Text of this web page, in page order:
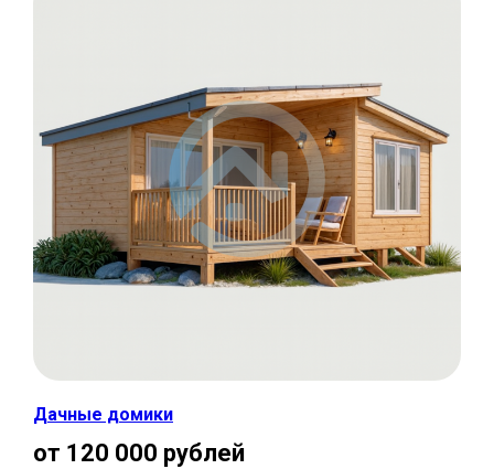
Дачные домики
от 120 000 рублей